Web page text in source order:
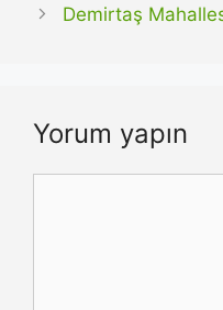
Demirtaş
Yorum yapın